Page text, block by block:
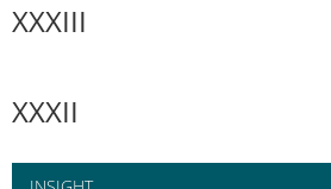
XXXIII
XXXII